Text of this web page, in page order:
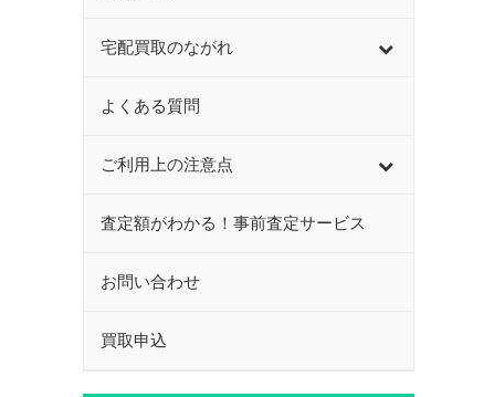
宅配買取のながれ
よくある質問
ご利用上の注意点
査定額がわかる！事前査定サービス
お問い合わせ
買取申込